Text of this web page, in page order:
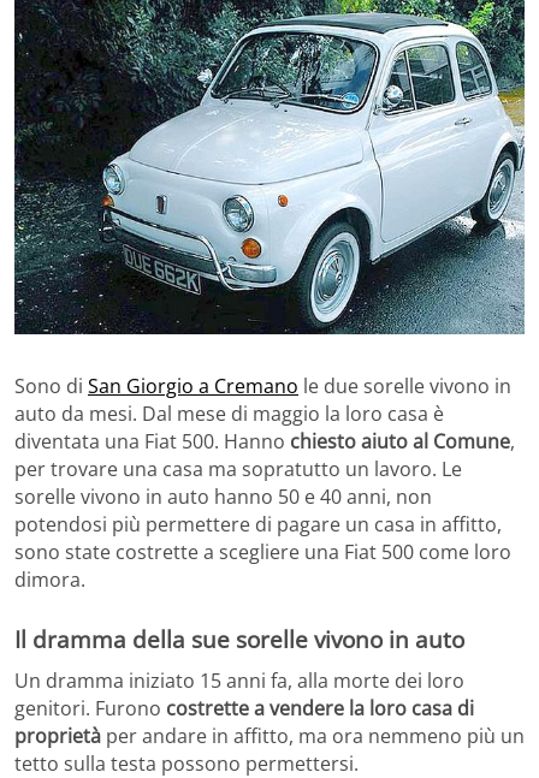
Sono di San Giorgio a Cremano le due sorelle vivono in
auto da mesi. Dal mese di maggio la loro casa è
diventata una Fiat 500. Hanno chiesto aiuto al Comune,
per trovare una casa ma sopratutto un lavoro. Le
sorelle vivono in auto hanno 50 e 40 anni, non
potendosi più permettere di pagare un casa in affitto,
sono state costrette a scegliere una Fiat 500 come loro
dimora.
Il dramma della sue sorelle vivono in auto
Un dramma iniziato 15 anni fa, alla morte dei loro
genitori. Furono costrette a vendere la loro casa di
proprietà per andare in affitto, ma ora nemmeno più un
tetto sulla testa possono permettersi.